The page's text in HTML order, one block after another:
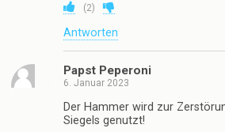
(2)
Antworten
Papst Peperoni
6. Januar 2023
Der Hammer wird zur
Siegels genutzt!